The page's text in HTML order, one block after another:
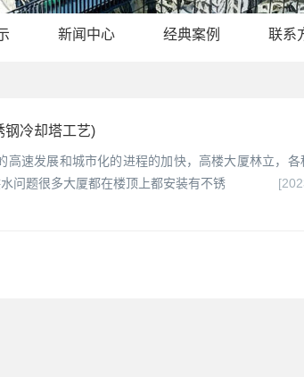
新闻中心 经典案例 联系
钢冷却塔工艺)
速发展和城市化的进程的加快，高楼大厦林立，各
问题很多大厦都在楼顶上都安装有不锈